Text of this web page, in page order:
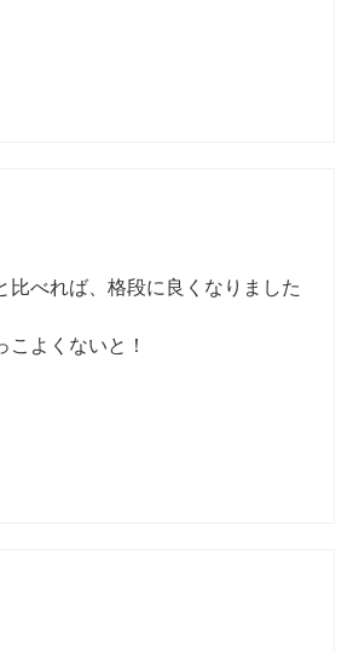
比べれば、格段に良くなりました
よくないと！